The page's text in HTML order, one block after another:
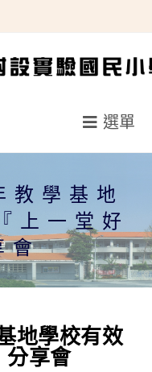
選單
教學基地
上一堂好
會
地學校有效
分享會